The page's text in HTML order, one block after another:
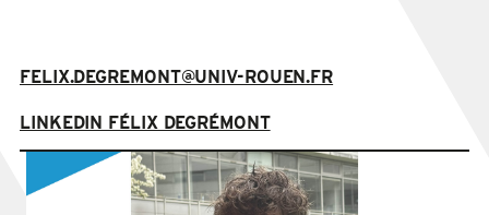
FELIX.DEGREMONT@UNIV-ROUEN.FR
LINKEDIN FÉLIX DEGRÉMONT